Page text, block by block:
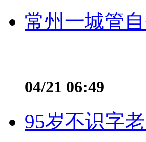
常州一城管
04/21 06:49
95岁不识字